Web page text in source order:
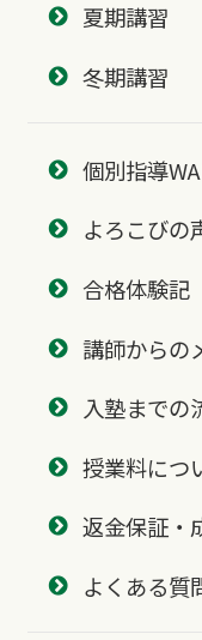
夏期講習
冬期講習
個別指導
よろこびの
合格体験記
講師からの
入塾までの
授業料につ
返金保証・
よくある質